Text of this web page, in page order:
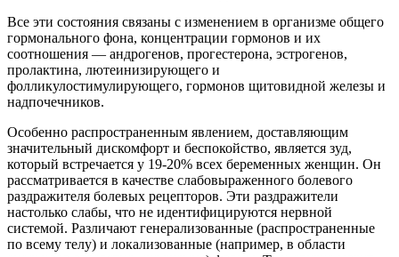
Все эти состояния связаны с изменением в организме общего
гормонального фона, концентрации гормонов и их
соотношения — андрогенов, прогестерона, эстрогенов,
пролактина, лютеинизирующего и
фолликулостимулирующего, гормонов щитовидной железы и
надпочечников.
Особенно распространенным явлением, доставляющим
значительный дискомфорт и беспокойство, является зуд,
который встречается у 19-20% всех беременных женщин. Он
рассматривается в качестве слабовыраженного болевого
раздражителя болевых рецепторов. Эти раздражители
настолько слабы, что не идентифицируются нервной
системой. Различают генерализованные (распространенные
по всему телу) и локализованные (например, в области